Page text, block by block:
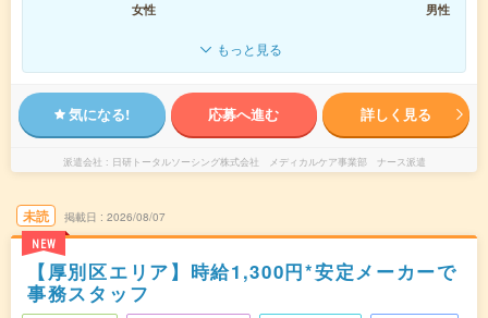
女性
男性
もっと見る
気になる! 応募へ進む 詳しく見る
派遣会社 日研トータルソーシング株式会社 メディカルケア事業部 ナース派遣
未読
NEW
掲載日 2026/08/07
【厚別区エリア】時給1,300円*安定メーカーで
事務スタッフ